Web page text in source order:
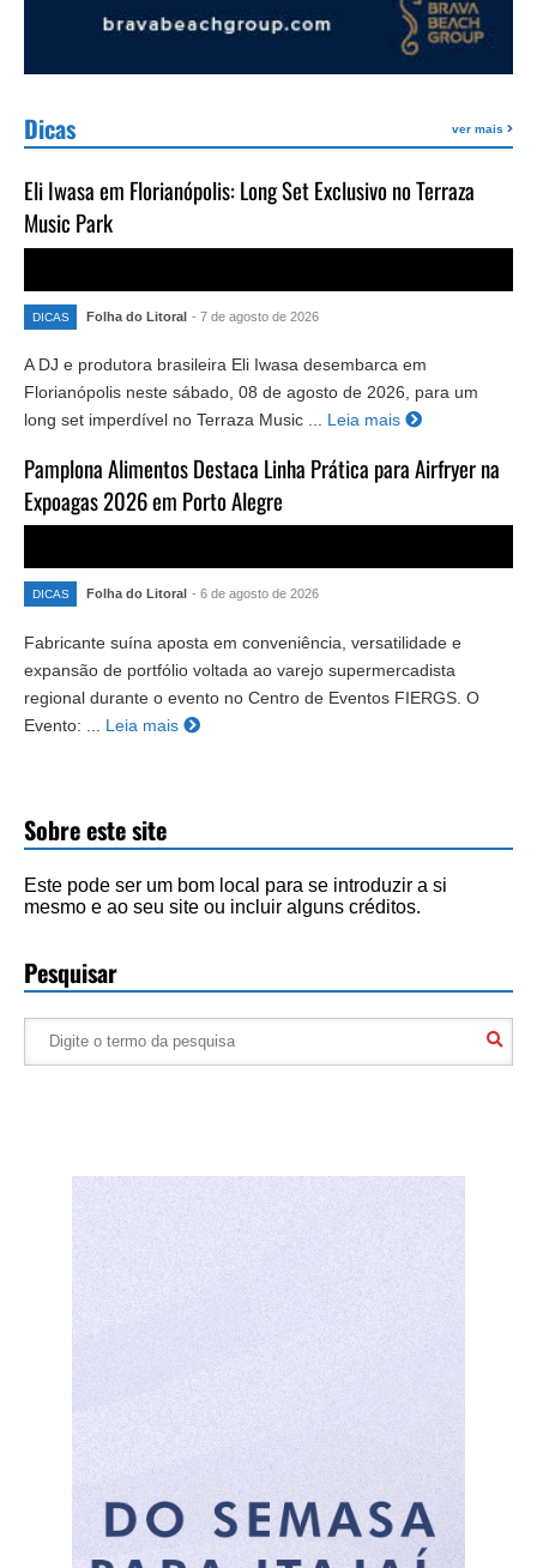
Dicas ver mais
Eli Iwasa em Florianópolis: Long Set Exclusivo no Terraza
Music Park
DICAS Folha do Litoral - 7 de agosto de 2026
A DJ e produtora brasileira Eli Iwasa desembarca em
Florianópolis neste sábado, 08 de agosto de 2026, para um
long set imperdível no Terraza Music ...
Leia mais
Pamplona Alimentos Destaca Linha Prática para Airfryer na
Expoagas 2026 em Porto Alegre
DICAS Folha do Litoral - 6 de agosto de 2026
Fabricante suína aposta em conveniência, versatilidade e
expansão de portfólio voltada ao varejo supermercadista
regional durante o evento no Centro de Eventos FIERGS. O
Evento: ...
Leia mais
Sobre este site
Este pode ser um bom local para se introduzir a si
mesmo e ao seu site ou incluir alguns créditos.
Pesquisar